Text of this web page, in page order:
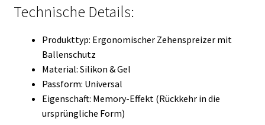
Technische Details:
Produkttyp: Ergonomischer Zehenspreizer mit
Ballenschutz
Material: Silikon & Gel
Passform: Universal
Eigenschaft: Memory-Effekt (Rückkehr in die
ursprüngliche Form)